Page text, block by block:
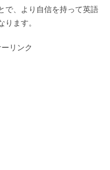
で、より自信を持って英語
ます。
リンク